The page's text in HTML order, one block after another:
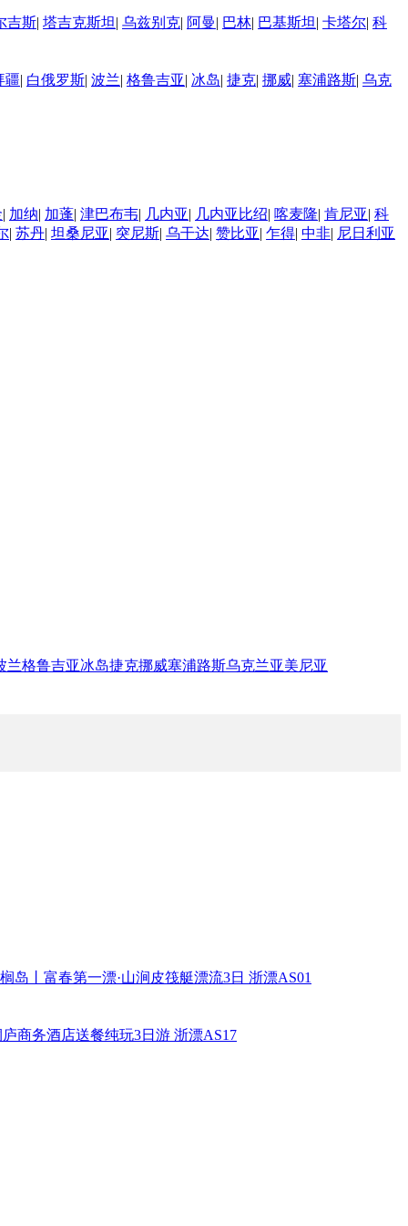
吉斯| 塔吉克斯坦 | 乌兹别克| 阿曼| 巴林| 巴基斯坦 | 卡塔尔| 科
疆| 白俄罗斯| 波兰| 格鲁吉亚| 冰岛| 捷克| 挪威| 塞浦路斯| 乌克
| 加纳| 加蓬| 津巴布韦| 几内亚| 几内亚比绍| 喀麦隆| 肯尼亚| 科
| 苏丹| 坦桑尼亚| 突尼斯| 乌干达| 赞比亚| 乍得| 中非| 尼日利亚
兰格鲁吉亚冰岛捷克挪威塞浦路斯乌克兰亚美尼亚
岛丨富春第一漂·山涧皮筏艇漂流3日 浙漂AS01
商务酒店送餐纯玩3日游 浙漂AS17